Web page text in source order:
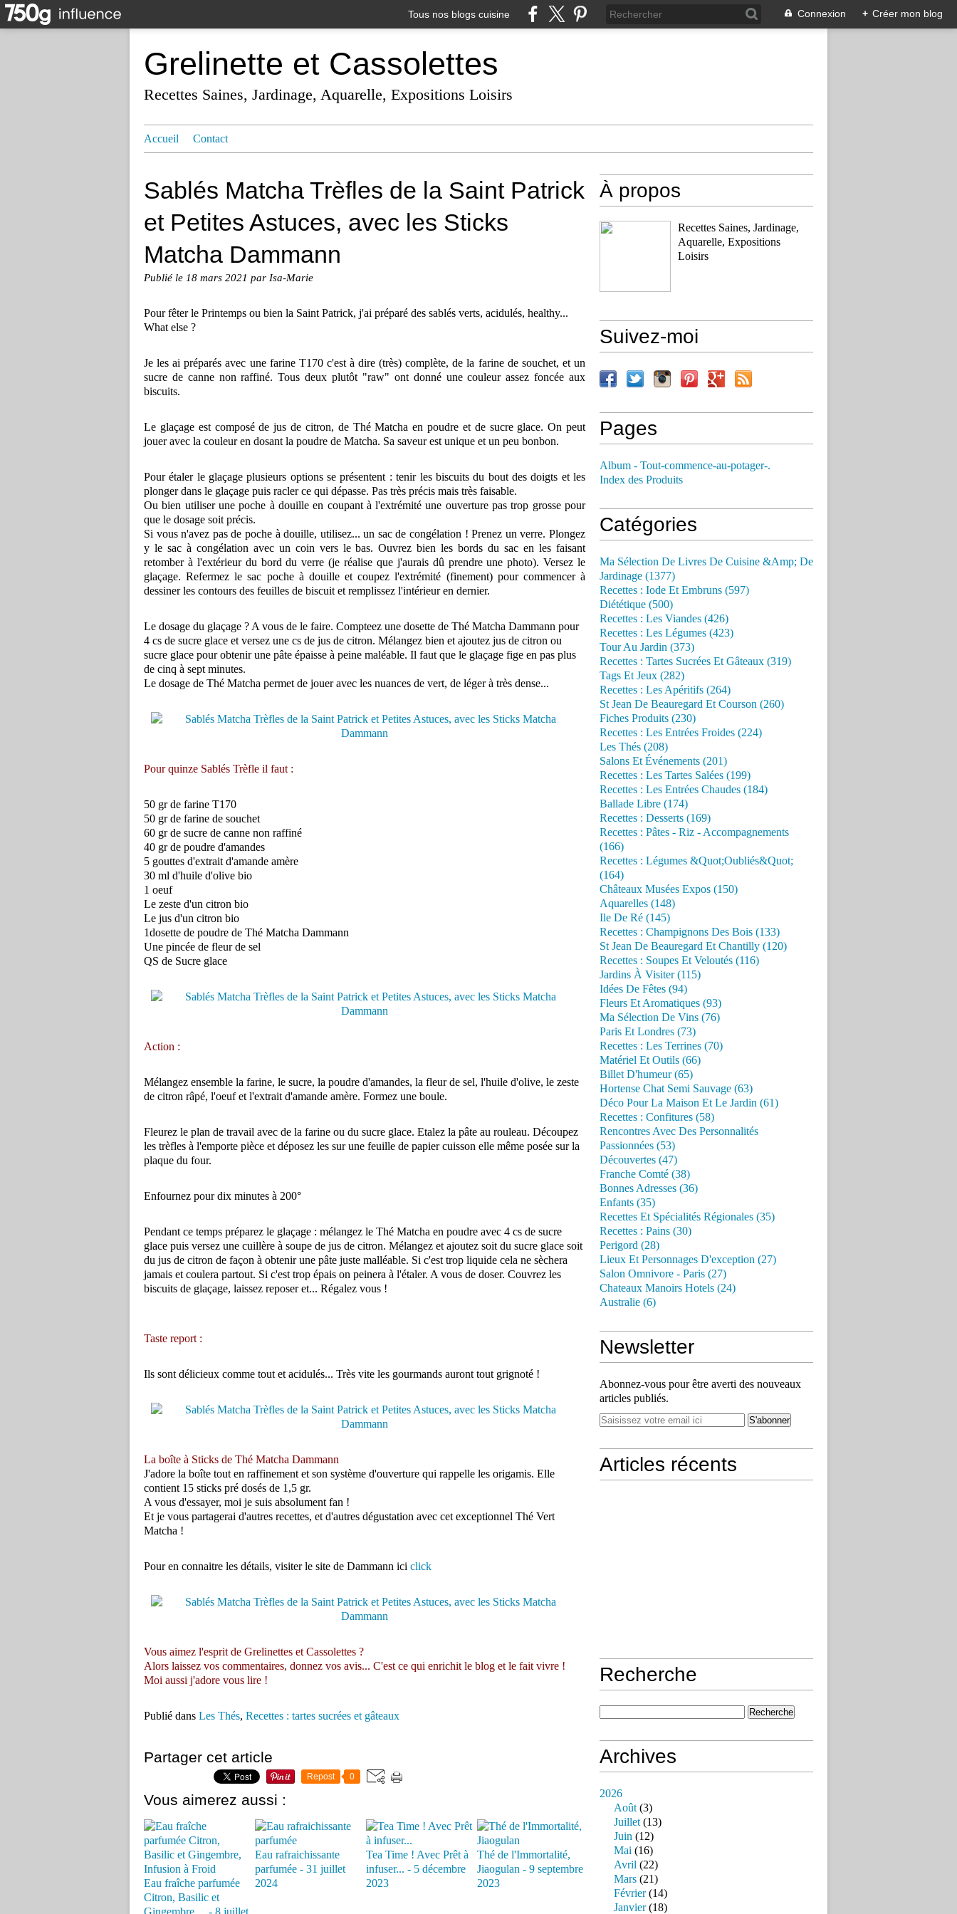
Tous nos blogs cuisine Connexion + Créer mon blog
Grelinette et Cassolettes
Recettes Saines, Jardinage, Aquarelle, Expositions Loisirs
Accueil Contact
Sablés Matcha Trèfles de la Saint Patrick
et Petites Astuces, avec les Sticks
Matcha Dammann
Publié le 18 mars 2021 par Isa-Marie
Pour fêter le Printemps ou bien la Saint Patrick, j'ai préparé des sablés verts, acidulés, healthy...
What else ?
Je les ai préparés avec une farine T170 c'est à dire (très) complète, de la farine de souchet, et un
sucre de canne non raffiné. Tous deux plutôt "raw" ont donné une couleur assez foncée aux
biscuits.
Le glaçage est composé de jus de citron, de Thé Matcha en poudre et de sucre glace. On peut
jouer avec la couleur en dosant la poudre de Matcha. Sa saveur est unique et un peu bonbon.
Pour étaler le glaçage plusieurs options se présentent : tenir les biscuits du bout des doigts et les
plonger dans le glaçage puis racler ce qui dépasse. Pas très précis mais très faisable.
Ou bien utiliser une poche à douille en coupant à l'extrémité une ouverture pas trop grosse pour
que le dosage soit précis.
Si vous n'avez pas de poche à douille, utilisez... un sac de congélation ! Prenez un verre. Plongez
y le sac à congélation avec un coin vers le bas. Ouvrez bien les bords du sac en les faisant
retomber à l'extérieur du bord du verre (je réalise que j'aurais dû prendre une photo). Versez le
glaçage. Refermez le sac poche à douille et coupez l'extrémité (finement) pour commencer à
dessiner les contours des feuilles de biscuit et remplissez l'intérieur en dernier.
Le dosage du glaçage ? A vous de le faire. Compteez une dosette de Thé Matcha Dammann pour
4 cs de sucre glace et versez une cs de jus de citron. Mélangez bien et ajoutez jus de citron ou
sucre glace pour obtenir une pâte épaisse à peine maléable. Il faut que le glaçage fige en pas plus
de cinq à sept minutes.
Le dosage de Thé Matcha permet de jouer avec les nuances de vert, de léger à très dense...
Pour quinze Sablés Trèfle il faut :
50 gr de farine T170
50 gr de farine de souchet
60 gr de sucre de canne non raffiné
40 gr de poudre d'amandes
5 gouttes d'extrait d'amande amère
30 ml d'huile d'olive bio
1 oeuf
Le zeste d'un citron bio
Le jus d'un citron bio
1dosette de poudre de Thé Matcha Dammann
Une pincée de fleur de sel
QS de Sucre glace
Action :
Mélangez ensemble la farine, le sucre, la poudre d'amandes, la fleur de sel, l'huile d'olive, le zeste
de citron râpé, l'oeuf et l'extrait d'amande amère. Formez une boule.
Fleurez le plan de travail avec de la farine ou du sucre glace. Etalez la pâte au rouleau. Découpez
les trèfles à l'emporte pièce et déposez les sur une feuille de papier cuisson elle même posée sur la
plaque du four.
Enfournez pour dix minutes à 200°
Pendant ce temps préparez le glaçage : mélangez le Thé Matcha en poudre avec 4 cs de sucre
glace puis versez une cuillère à soupe de jus de citron. Mélangez et ajoutez soit du sucre glace soit
du jus de citron de façon à obtenir une pâte juste malléable. Si c'est trop liquide cela ne sèchera
jamais et coulera partout. Si c'est trop épais on peinera à l'étaler. A vous de doser. Couvrez les
biscuits de glaçage, laissez reposer et... Régalez vous !
Taste report :
Ils sont délicieux comme tout et acidulés... Très vite les gourmands auront tout grignoté !
La boîte à Sticks de Thé Matcha Dammann
J'adore la boîte tout en raffinement et son système d'ouverture qui rappelle les origamis. Elle
contient 15 sticks pré dosés de 1,5 gr.
A vous d'essayer, moi je suis absolument fan !
Et je vous partagerai d'autres recettes, et d'autres dégustation avec cet exceptionnel Thé Vert
Matcha !
Pour en connaitre les détails, visiter le site de Dammann ici click
Vous aimez l'esprit de Grelinettes et Cassolettes ?
Alors laissez vos commentaires, donnez vos avis... C'est ce qui enrichit le blog et le fait vivre !
Moi aussi j'adore vous lire !
Publié dans Les Thés, Recettes : tartes sucrées et gâteaux
Partager cet article
Repost 0
Vous aimerez aussi :
Eau fraîche parfumée
Citron, Basilic et
Eau rafraichissante
parfumée - 31 juillet
2024
Tea Time ! Avec Prêt à
infuser... - 5 décembre
2023
Thé de l'Immortalité,
Jiaogulan - 9 septembre
2023
À propos
Recettes Saines, Jardinage,
Aquarelle, Expositions
Loisirs
Suivez-moi
Pages
Album - Tout-commence-au-potager-.
Index des Produits
Catégories
Ma Sélection De Livres De Cuisine &Amp; De
Jardinage (1377)
Recettes : Iode Et Embruns (597)
Diététique (500)
Recettes : Les Viandes (426)
Recettes : Les Légumes (423)
Tour Au Jardin (373)
Recettes : Tartes Sucrées Et Gâteaux (319)
Tags Et Jeux (282)
Recettes : Les Apéritifs (264)
St Jean De Beauregard Et Courson (260)
Fiches Produits (230)
Recettes : Les Entrées Froides (224)
Les Thés (208)
Salons Et Événements (201)
Recettes : Les Tartes Salées (199)
Recettes : Les Entrées Chaudes (184)
Ballade Libre (174)
Recettes : Desserts (169)
Recettes : Pâtes - Riz - Accompagnements
(166)
Recettes : Légumes &Quot;Oubliés&Quot;
(164)
Châteaux Musées Expos (150)
Aquarelles (148)
Ile De Ré (145)
Recettes : Champignons Des Bois (133)
St Jean De Beauregard Et Chantilly (120)
Recettes : Soupes Et Veloutés (116)
Jardins À Visiter (115)
Idées De Fêtes (94)
Fleurs Et Aromatiques (93)
Ma Sélection De Vins (76)
Paris Et Londres (73)
Recettes : Les Terrines (70)
Matériel Et Outils (66)
Billet D'humeur (65)
Hortense Chat Semi Sauvage (63)
Déco Pour La Maison Et Le Jardin (61)
Recettes : Confitures (58)
Rencontres Avec Des Personnalités
Passionnées (53)
Découvertes (47)
Franche Comté (38)
Bonnes Adresses (36)
Enfants (35)
Recettes Et Spécialités Régionales (35)
Recettes : Pains (30)
Perigord (28)
Lieux Et Personnages D'exception (27)
Salon Omnivore - Paris (27)
Chateaux Manoirs Hotels (24)
Australie (6)
Newsletter
Abonnez-vous pour être averti des nouveaux
articles publiés.
Articles récents
Recherche
Archives
2026
Août(3)
Juillet(13)
Juin (12)
Mai (16)
Avril (22)
Mars (21)
Février(14)
Janvier(18)